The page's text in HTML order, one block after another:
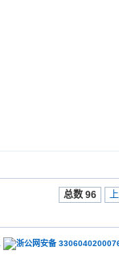
总数 96
浙公网安备